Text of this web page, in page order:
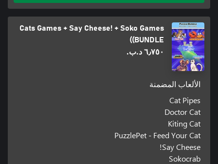
Cats Games + Say Cheese! + Soko Games
(BUNDLE)
٦٫٧٥٠ د.ب.‏
الألعاب المضمنة
Cat Pipes
Doctor Cat
Kiting Cat
PuzzlePet - Feed Your Cat
Say Cheese!
Sokocrab